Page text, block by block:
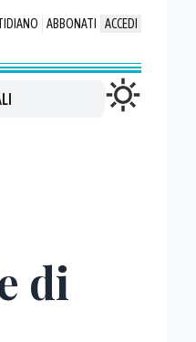
ABBONATI ACCEDI
di